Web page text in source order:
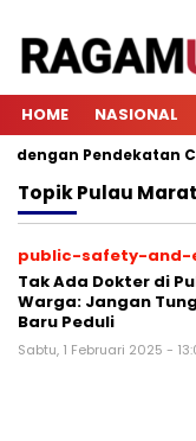
HOME NASIONAL
Pendekatan
TopikPulau
public-safety-and-
Tak Ada Dokter di
Warga: Jangan
Baru Peduli
Sabtu, 1 Februari 2025 -